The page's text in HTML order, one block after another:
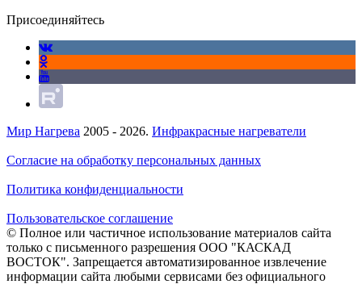
Присоединяйтесь
Мир Нагрева 2005 - 2026. Инфракрасные нагреватели
Согласие на обработку персональных данных
Политика конфиденциальности
Пользовательское соглашение
© Полное или частичное использование материалов сайта
только с письменного разрешения ООО "КАСКАД
ВОСТОК". Запрещается автоматизированное извлечение
информации сайта любыми сервисами без официального